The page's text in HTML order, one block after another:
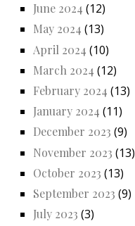
June 2024 (12)
May 2024 (13)
April 2024 (10)
March 2024 (12)
February 2024 (13)
January 2024 (11)
December 2023 (9)
November 2023 (13)
October 2023 (13)
September 2023 (9)
July 2023 (3)